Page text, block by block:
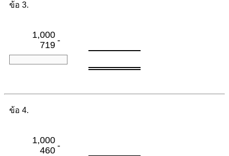
ข้อ 3.
1,000-
719
ข้อ 4.
1,000-
460